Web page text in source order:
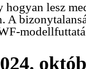
hogyan lesz
A